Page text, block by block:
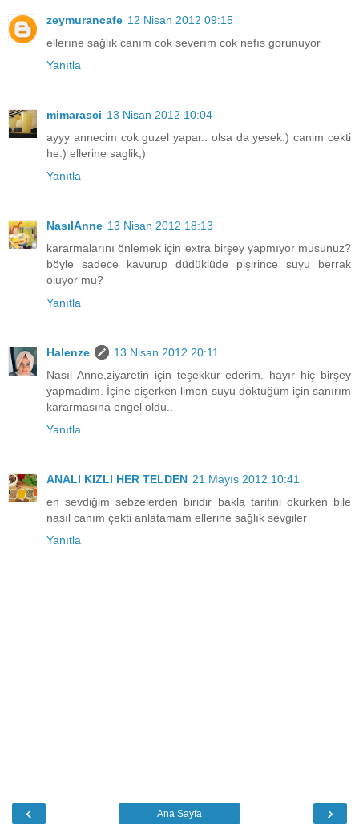
zeymurancafe 12 Nisan 2012 09:15
ellerıne sağlık canım cok severım cok nefıs gorunuyor
Yanıtla
mimarasci 13 Nisan 2012 10:04
ayyy annecim cok guzel yapar.. olsa da yesek:) canim cekti
he:) ellerine saglik;)
Yanıtla
NasılAnne 13 Nisan 2012 18:13
kararmalarını önlemek için extra birşey yapmıyor musunuz?
böyle sadece kavurup düdüklüde pişirince suyu berrak
oluyor mu?
Yanıtla
Halenze
13 Nisan 2012 20:11
Nasıl Anne,ziyaretin için teşekkür ederim. hayır hiç birşey
yapmadım. İçine pişerken limon suyu döktüğüm için sanırım
kararmasına engel oldu..
Yanıtla
ANALI KIZLI HER TELDEN 21 Mayıs 2012 10:41
en sevdiğim sebzelerden biridir bakla tarifini okurken bile
nasıl canım çekti anlatamam ellerine sağlık sevgiler
Yanıtla
‹ ›
Ana Sayfa